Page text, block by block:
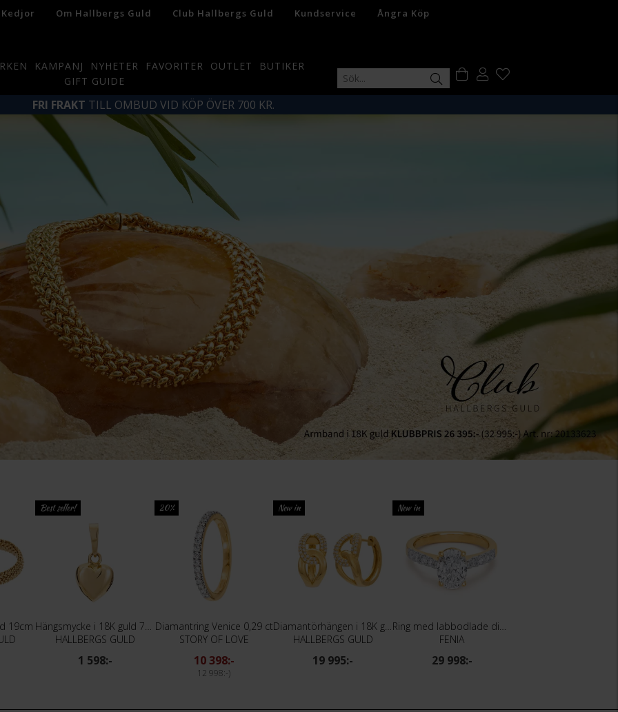
Om Hallbergs Guld Club Hallbergs Guld Kundservice Ångra Köp
KAMPANJ NYHETER FAVORITER OUTLET
BUTIKER
GIFT GUIDE
FRI FRAKT TILL OMBUD VID KÖP ÖVER 700 KR.
19cm
Best seller!
Hängsmycke i 18K guld 7 mm
HALLBERGS GULD
1 598:-
20%
Diamantring Venice 0,29 ct
STORY OF LOVE
10 398:-
12 998:-
New in
Diamantörhängen i 18K guld
HALLBERGS GULD
19 995:-
New in
Ring med labbodlade diamanter Electra
FENIA
29 998:-